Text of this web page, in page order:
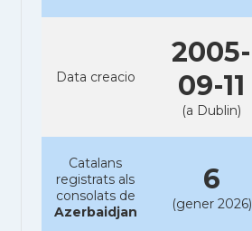
Data creacio
2005-
09-11
(a Dublin)
Catalans
registrats als
consolats de
Azerbaidjan
6
(gener 2026)